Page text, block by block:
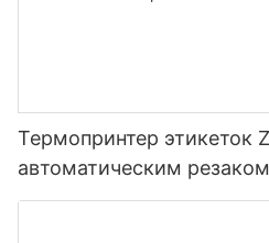
Термопринтер этикеток
автоматическим резаком